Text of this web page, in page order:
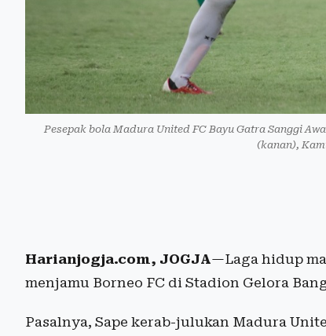
Pesepak bola Madura United FC Bayu Gatra Sanggi
(kanan),
Harianjogja.com, JOGJA—Laga hidup
menjamu Borneo FC di Stadion Gelora
Pasalnya, Sape kerab-julukan Madura